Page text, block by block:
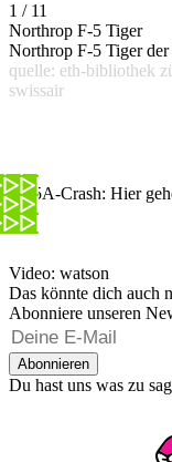
1 / 11
Northrop F-5 Tiger
Northrop F-5 Tiger
quelle: eth-bibliothek
swissair
F-35A-Crash: Hier
Video: watson
Das könnte dich auch
Abonniere unseren
Abonnieren
Du hast uns was zu